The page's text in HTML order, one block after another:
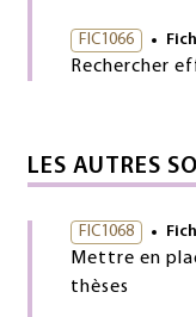
FIC1066
Rechercher
LES AUTRES
FIC1068
Mettre en
thèses